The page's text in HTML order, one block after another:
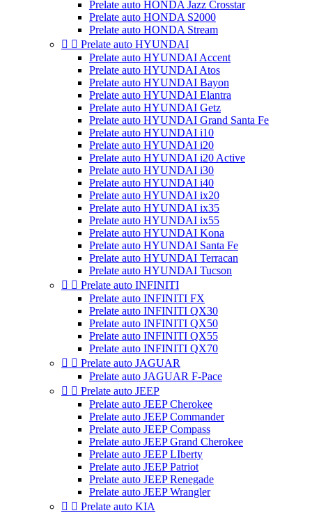
Prelate auto HONDA Jazz Crosstar
Prelate auto HONDA S2000
Prelate auto HONDA Stream
  Prelate auto HYUNDAI
Prelate auto HYUNDAI Accent
Prelate auto HYUNDAI Atos
Prelate auto HYUNDAI Bayon
Prelate auto HYUNDAI Elantra
Prelate auto HYUNDAI Getz
Prelate auto HYUNDAI Grand Santa Fe
Prelate auto HYUNDAI i10
Prelate auto HYUNDAI i20
Prelate auto HYUNDAI i20 Active
Prelate auto HYUNDAI i30
Prelate auto HYUNDAI i40
Prelate auto HYUNDAI ix20
Prelate auto HYUNDAI ix35
Prelate auto HYUNDAI ix55
Prelate auto HYUNDAI Kona
Prelate auto HYUNDAI Santa Fe
Prelate auto HYUNDAI Terracan
Prelate auto HYUNDAI Tucson
  Prelate auto INFINITI
Prelate auto INFINITI FX
Prelate auto INFINITI QX30
Prelate auto INFINITI QX50
Prelate auto INFINITI QX55
Prelate auto INFINITI QX70
  Prelate auto JAGUAR
Prelate auto JAGUAR F-Pace
  Prelate auto JEEP
Prelate auto JEEP Cherokee
Prelate auto JEEP Commander
Prelate auto JEEP Compass
Prelate auto JEEP Grand Cherokee
Prelate auto JEEP LIberty
Prelate auto JEEP Patriot
Prelate auto JEEP Renegade
Prelate auto JEEP Wrangler
  Prelate auto KIA